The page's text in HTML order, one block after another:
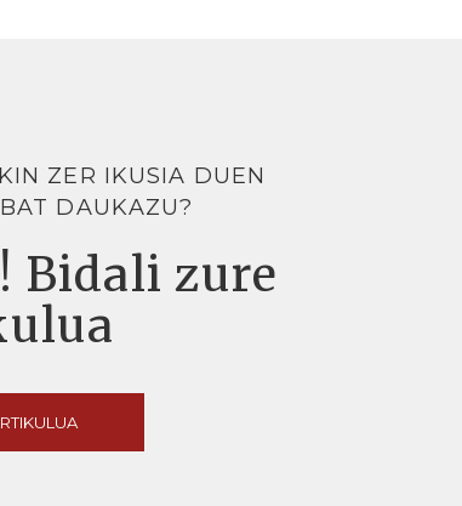
ZER IKUSIA DUEN
DAUKAZU?
Bidali zure